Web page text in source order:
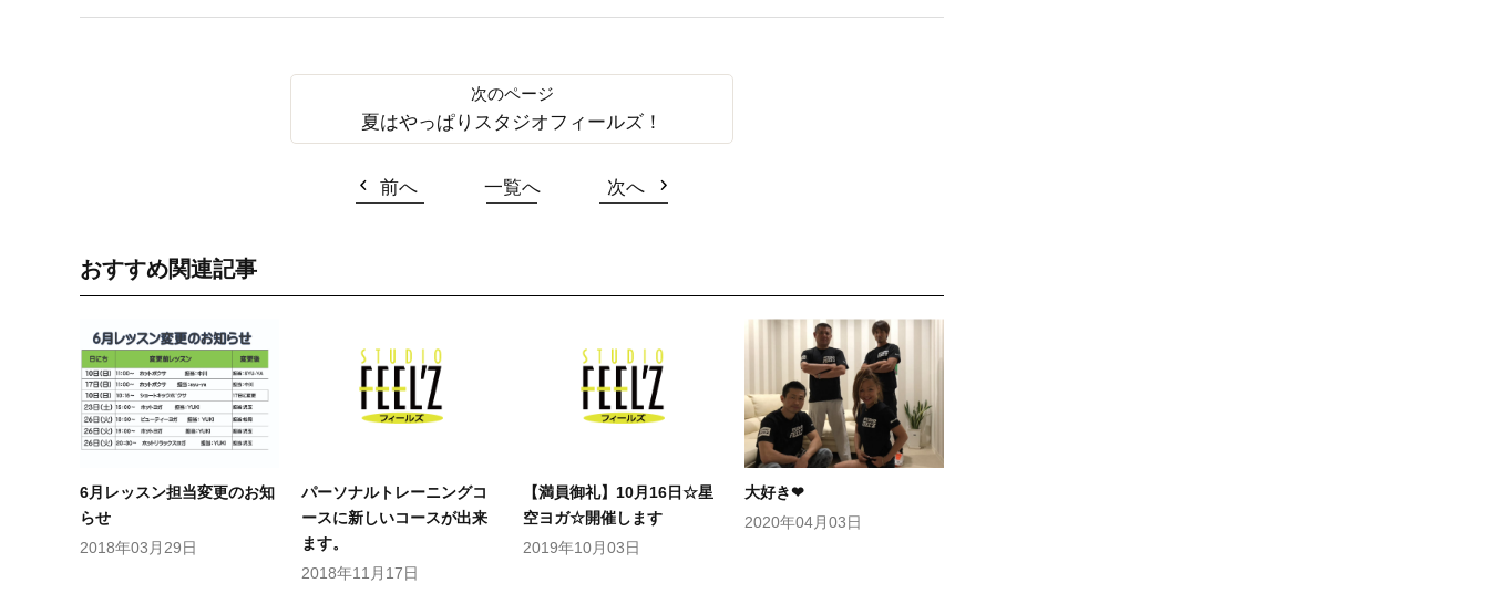
夏はやっぱりスタジオフィールズ！
前へ 一覧へ 次へ
おすすめ関連記事
6月レッスン担当変更のお知
らせ
2018年03月29日
パーソナルトレーニングコ
ースに新しいコースが出来
ます。
2018年11月17日
【満員御礼】10月16日☆星
空ヨガ☆開催します
2019年10月03日
大好き❤
2020年04月03日